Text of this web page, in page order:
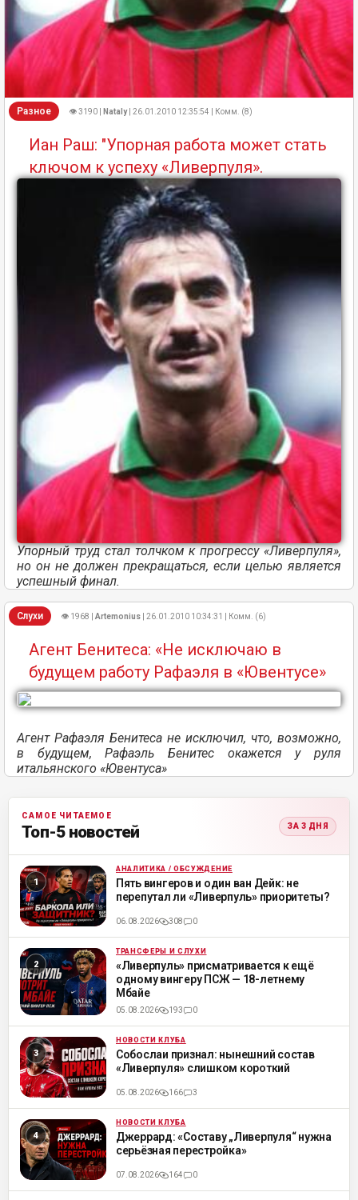
Разное 👁 3190 | Nataly| 26.01.2010 12:35:54 | Комм. (8)
Иан Раш: "Упорная работа может стать
ключом к успеху «Ливерпуля».
Упорный труд стал толчком к прогрессу «Ливерпуля»,
но он не должен прекращаться, если целью является
успешный финал.
Слухи 👁 1968 | Artemonius | 26.01.2010 10:34:31 | Комм. (6)
Агент Бенитеса: «Не исключаю в
будущем работу Рафаэля в «Ювентусе»
Агент Рафаэля Бенитеса не исключил, что, возможно,
в будущем, Рафаэль Бенитес окажется у руля
итальянского «Ювентуса»
САМОЕ ЧИТАЕМОЕ
Топ-5 новостей ЗА 3 ДНЯ
ML АНАЛИТИКА / ОБСУЖДЕНИЕ
Пять вингеров и один ван Дейк: не
перепутал ли «Ливерпуль» приоритеты?
06.08.2026 308 0
ML ТРАНСФЕРЫ И СЛУХИ
«Ливерпуль» присматривается к ещё
одному вингеру ПСЖ — 18-летнему
Мбайе
05.08.2026 193 0
ML НОВОСТИ КЛУБА
Собослаи признал: нынешний состав
«Ливерпуля» слишком короткий
05.08.2026 166 3
ML НОВОСТИ КЛУБА
Джеррард: «Составу „Ливерпуля“ нужна
серьёзная перестройка»
07.08.2026 164 0